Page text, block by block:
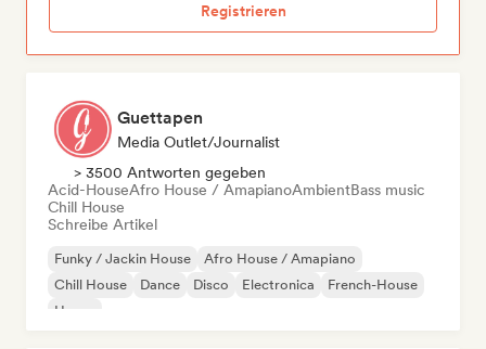
Registrieren
Guettapen
Media Outlet/Journalist
> 3500 Antworten gegeben
Acid-HouseAfro House / AmapianoAmbientBass music
Chill House
Schreibe Artikel
Funky / Jackin House
Afro House / Amapiano
Chill House
Dance Disco Electronica
French-House
House